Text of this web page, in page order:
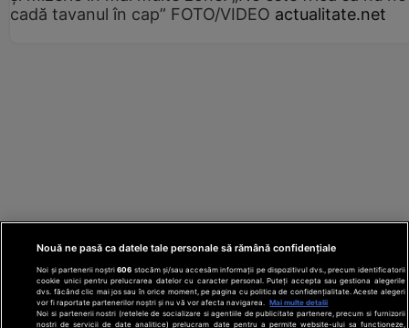
cadă tavanul în cap” FOTO/VIDEO actualitate.net
Nouă ne pasă ca datele tale personale să rămână confidențiale
Noi și partenerii noștri606 stocăm și/sau accesăm informații pe dispozitivul dvs., precum identificatorii
cookie unici pentru prelucrarea datelor cu caracter personal. Puteți accepta sau gestiona alegerile
dvs. făcând clic mai jos sau în orice moment, pe pagina cu politica de confidențialitate. Aceste alegeri
vor fi raportate partenerilor noștri și nu vă vor afecta navigarea.
Mai multe detalii
Noi si partenerii nostri (retelele de socializare si agentiile de publicitate partenere, precum si furnizorii
nostri de servicii de date analitice) prelucram date pentru a permite website-ului sa functioneze,